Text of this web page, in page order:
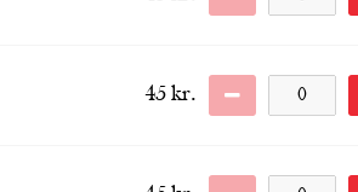
45 kr.